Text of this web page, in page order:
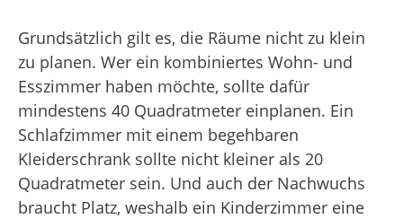
Grundsätzlich gilt es, die Räume nicht zu klein
zu planen. Wer ein kombiniertes Wohn- und
Esszimmer haben möchte, sollte dafür
mindestens 40 Quadratmeter einplanen. Ein
Schlafzimmer mit einem begehbaren
Kleiderschrank sollte nicht kleiner als 20
Quadratmeter sein. Und auch der Nachwuchs
braucht Platz, weshalb ein Kinderzimmer eine